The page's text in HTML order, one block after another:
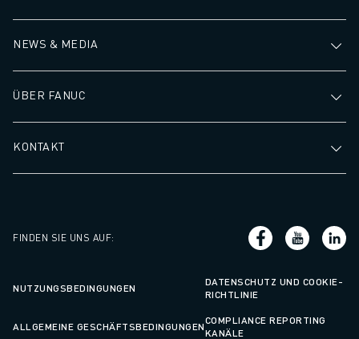
NEWS & MEDIA
ÜBER FANUC
KONTAKT
FINDEN SIE UNS AUF:
NUTZUNGSBEDINGUNGEN
DATENSCHUTZ UND COOKIE-
RICHTLINIE
ALLGEMEINE GESCHÄFTSBEDINGUNGEN
COMPLIANCE REPORTING
KANÄLE